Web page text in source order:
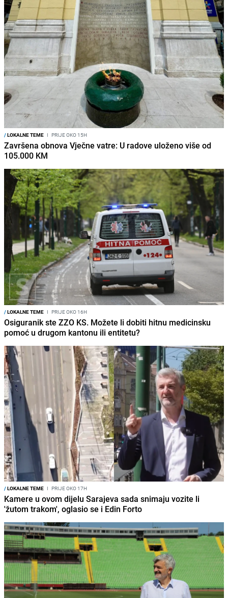
/LOKALNE TEME I PRIJE OKO 15H
Završena obnova Vječne vatre: U radove uloženo više od
105.000 KM
/LOKALNE TEME I PRIJE OKO 16H
Osiguranik ste ZZO KS. Možete li dobiti hitnu medicinsku
pomoć u drugom kantonu ili entitetu?
/LOKALNE TEME I PRIJE OKO 17H
Kamere u ovom dijelu Sarajeva sada snimaju vozite li
'žutom trakom', oglasio se i Edin Forto